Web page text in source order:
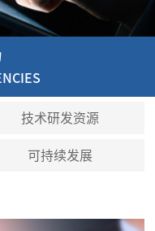
技术研发资源
可持续发展